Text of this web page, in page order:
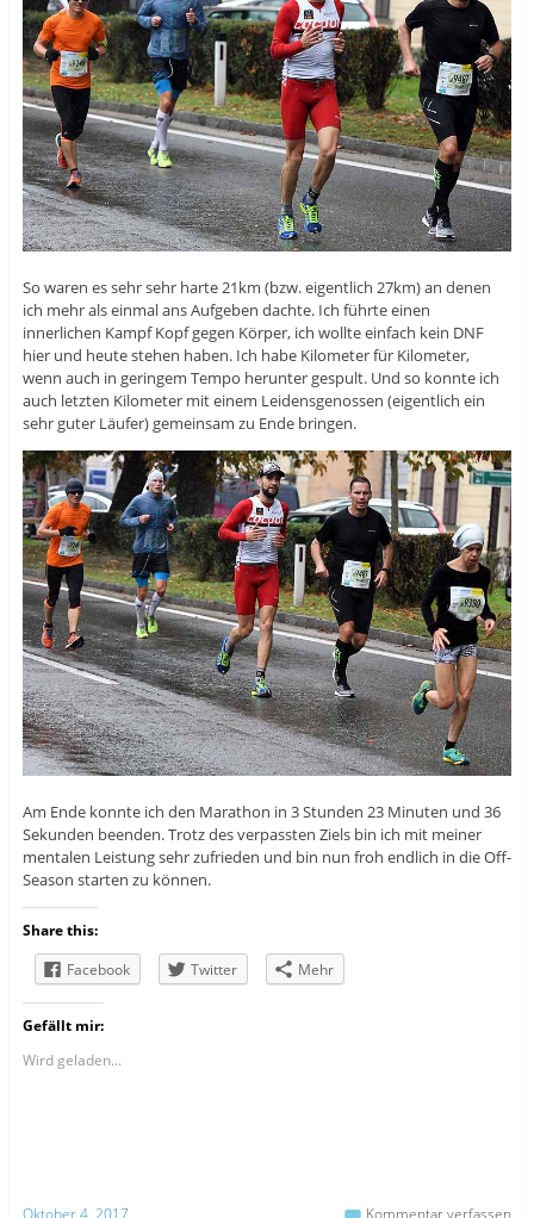
So waren es sehr sehr harte 21km (bzw. eigentlich 27km) an denen
ich mehr als einmal ans Aufgeben dachte. Ich führte einen
innerlichen Kampf Kopf gegen Körper, ich wollte einfach kein DNF
hier und heute stehen haben. Ich habe Kilometer für Kilometer,
wenn auch in geringem Tempo herunter gespult. Und so konnte ich
auch letzten Kilometer mit einem Leidensgenossen (eigentlich ein
sehr guter Läufer) gemeinsam zu Ende bringen.
Am Ende konnte ich den Marathon in 3 Stunden 23 Minuten und 36
Sekunden beenden. Trotz des verpassten Ziels bin ich mit meiner
mentalen Leistung sehr zufrieden und bin nun froh endlich in die Off-
Season starten zu können.
Share this:
Facebook
Twitter Mehr
Gefällt mir:
Wird geladen...